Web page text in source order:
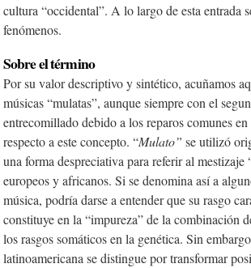
cultura “occidental”. A lo largo de esta entrada
fenómenos.
Sobre el término
Por su valor descriptivo y sintético, acuñamos
músicas “mulatas”, aunque siempre con el
entrecomillado debido a los reparos comunes
respecto a este concepto. “Mulato” se utilizó
una forma despreciativa para referir al mestizaje
europeos y africanos. Si se denomina así a
música, podría darse a entender que su rasgo
constituye en la “impureza” de la combinación
los rasgos somáticos en la genética. Sin
latinoamericana se distingue por transformar